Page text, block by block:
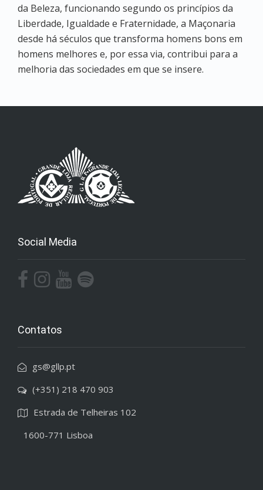
da Beleza, funcionando segundo os princípios da
Liberdade, Igualdade e Fraternidade, a Maçonaria
desde há séculos que transforma homens bons em
homens melhores e, por essa via, contribui para a
melhoria das sociedades em que se insere.
Social Media
Contatos
gs@gllp.pt
(+351) 218 470 903
Estrada de Telheiras 102
1600-771 Lisboa